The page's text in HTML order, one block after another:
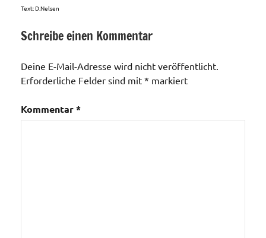
Text: D.Nelsen
Veränderungen /
/Verbesserungen..
Schreibe einen Kommentar
Deine E-Mail-Adresse wird nicht veröffentlicht.
Erforderliche Felder sind mit * markiert
Kommentar*